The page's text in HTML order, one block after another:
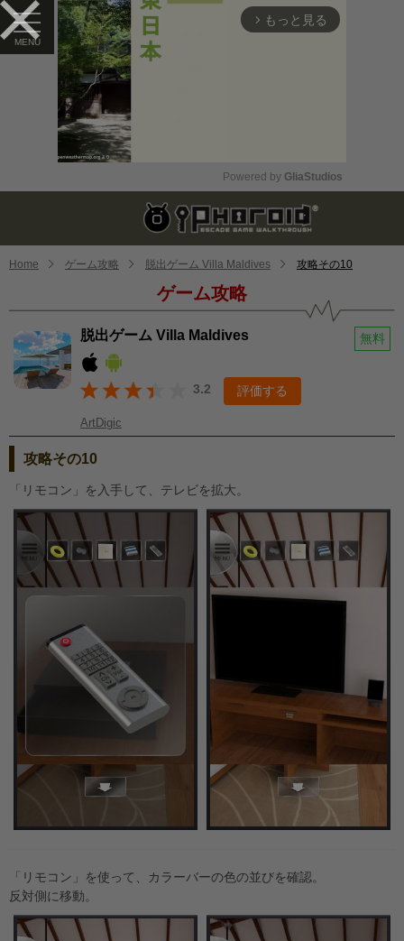
arrow_forward_ios もっと見る
Mute
Powered by GliaStudios
Home ゲーム攻略 脱出ゲーム Villa Maldives 攻略その10
ゲーム攻略
脱出ゲーム Villa Maldives 無料
3.2 評価する
ArtDigic
攻略その10
「リモコン」を入手して、テレビを拡大。
「リモコン」を使って、カラーバーの色の並びを確認。
反対側に移動。